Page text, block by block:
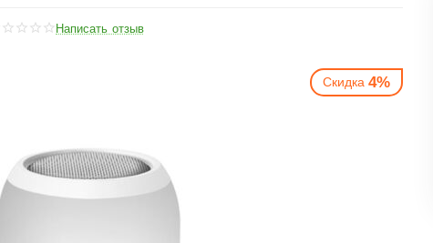
Написать отзыв